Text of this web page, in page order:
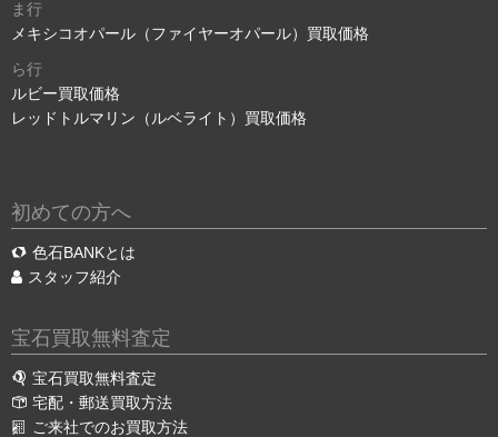
ま行
メキシコオパール（ファイヤーオパール）買取価格
ら行
ルビー買取価格
レッドトルマリン（ルベライト）買取価格
初めての方へ
色石BANKとは
スタッフ紹介
宝石買取無料査定
宝石買取無料査定
宅配・郵送買取方法
ご来社でのお買取方法